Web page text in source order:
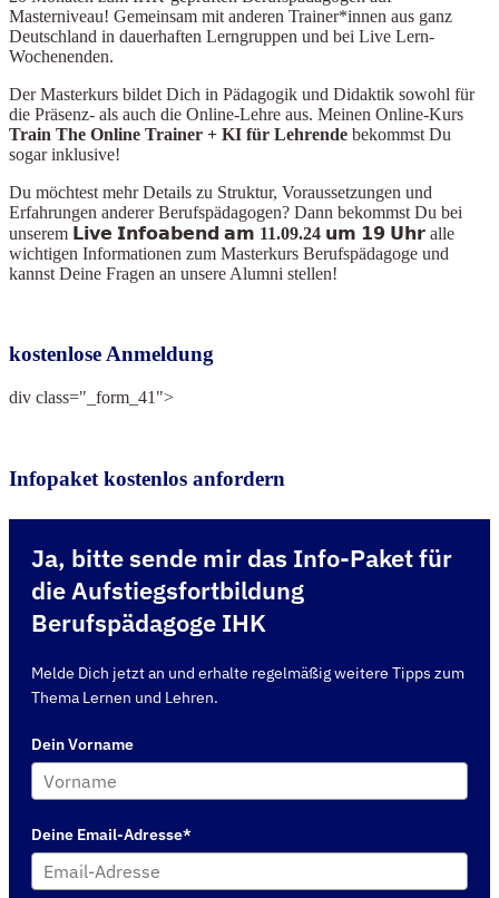
Masterniveau! Gemeinsam mit anderen Trainer*innen aus ganz
Deutschland in dauerhaften Lerngruppen und bei Live Lern-
Wochenenden.
Der Masterkurs bildet Dich in Pädagogik und Didaktik sowohl für
die Präsenz- als auch die Online-Lehre aus. Meinen Online-Kurs
Train The Online Trainer + KI für Lehrende bekommst Du
sogar inklusive!
Du möchtest mehr Details zu Struktur, Voraussetzungen und
Erfahrungen anderer Berufspädagogen? Dann bekommst Du bei
unserem 𝗟𝗶𝘃𝗲 𝗜𝗻𝗳𝗼𝗮𝗯𝗲𝗻𝗱 𝗮𝗺 11.09.24 𝘂𝗺 𝟭𝟵 𝗨𝗵𝗿 alle
wichtigen Informationen zum Masterkurs Berufspädagoge und
kannst Deine Fragen an unsere Alumni stellen!
kostenlose Anmeldung
div class="_form_41">
Infopaket kostenlos anfordern
Ja, bitte sende mir das Info-Paket für
die Aufstiegsfortbildung
Berufspädagoge IHK
Melde Dich jetzt an und erhalte regelmäßig weitere Tipps zum
Thema Lernen und Lehren.
Dein Vorname
Deine Email-Adresse*